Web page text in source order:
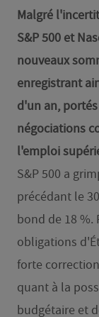
Malgré
S&P 500 et
nouveaux
enregistrant
d'un an,
négociations
l'emploi
S&P 500 a
précédant le
bond de 18 %.
obligations
forte
quant à la
budgétaire et